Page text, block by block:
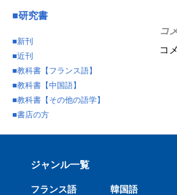
コ
コ
■研究書
■新刊
■近刊
■教科書【フランス語】
■教科書【中国語】
■教科書【その他の語学】
■書店の方
ジャンル一覧
フランス語 韓国語